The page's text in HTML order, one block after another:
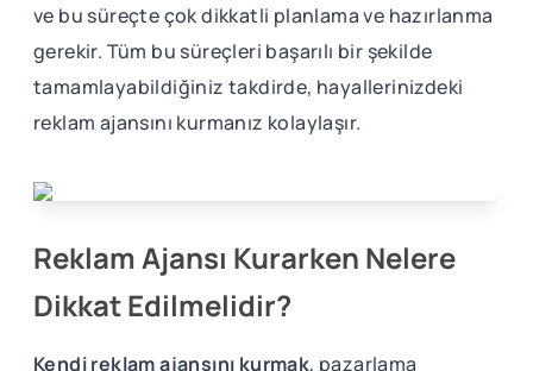
ve bu süreçte çok dikkatli planlama ve hazırlanma
gerekir. Tüm bu süreçleri başarılı bir şekilde
tamamlayabildiğiniz takdirde, hayallerinizdeki
reklam ajansını kurmanız kolaylaşır.
Reklam Ajansı Kurarken Nelere
Dikkat Edilmelidir?
Kendi reklam ajansını kurmak, pazarlama